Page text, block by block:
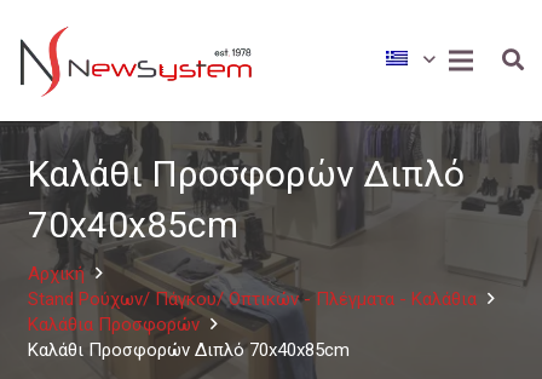
Καλάθι Προσφορών Διπλό
70x40x85cm
Αρχική
Stand Ρούχων/ Πάγκου/ Οπτικών - Πλέγματα - Καλάθια
Καλάθια Προσφορών
Καλάθι Προσφορών Διπλό 70x40x85cm